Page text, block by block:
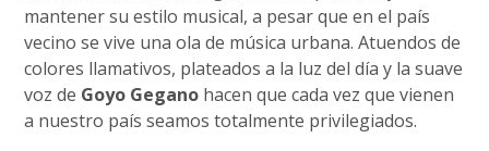
mantener su estilo musical, a pesar que en el país
vecino se vive una ola de música urbana. Atuendos de
colores llamativos, plateados a la luz del día y la suave
voz de Goyo Gegano hacen que cada vez que vienen
a nuestro país seamos totalmente privilegiados.